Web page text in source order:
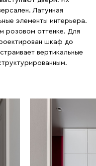
Латунная
элементы интерьера.
розовом оттенке. Для
шкаф до
вертикальные